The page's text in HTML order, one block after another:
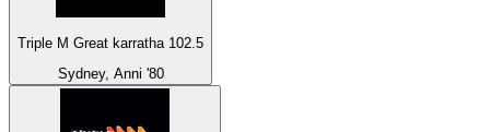
Triple M Great karratha 102.5
Sydney, Anni '80